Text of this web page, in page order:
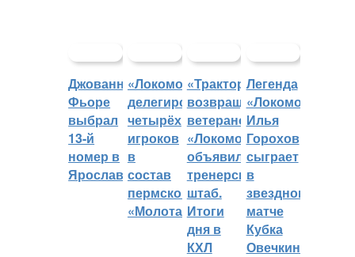
Джованни
Фьоре
выбрал
13-й
номер в
Ярославле
«Локомотив»
делегировал
четырёх
игроков
в
состав
пермского
«Молота»
«Трактор»
возвращает
ветеранов,
«Локомотив»
объявил
тренерский
штаб.
Итоги
дня в
КХЛ
Легенда
«Локомотива»
Илья
Горохов
сыграет
в
звездном
матче
Кубка
Овечкина